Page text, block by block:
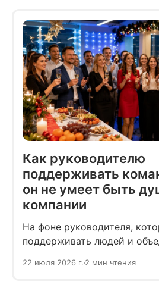
Как руководителю
поддерживать
он не умеет быть
компании
На фоне руководителя,
поддерживать людей и
22 июля 2026 г. 2 мин чтения